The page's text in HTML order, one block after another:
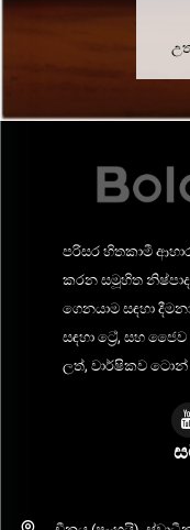
පරිසර හිතකාමී
කරන සමූහිත
ගෙනයාම සඳහා
සඳහා ට්‍රේ, සහ
ලත්, වාර්ෂිකව ටොන්